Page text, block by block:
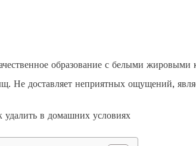
образование с белыми жировыми
Не доставляет неприятных ощущений,